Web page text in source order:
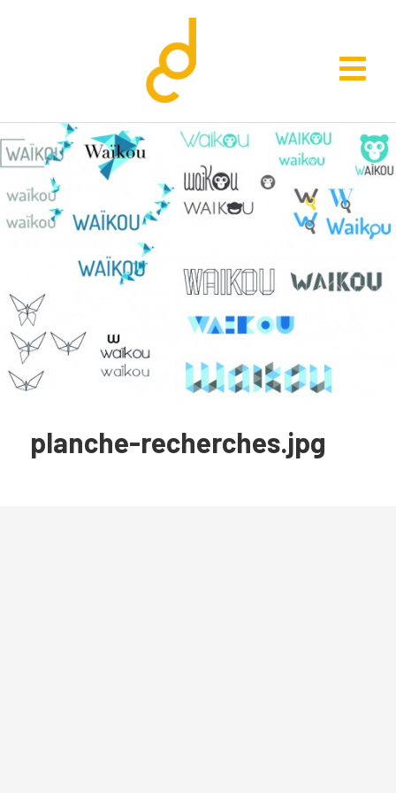
planche-recherches.jpg